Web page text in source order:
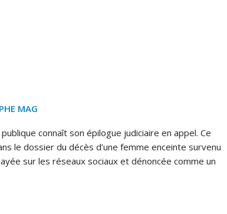
MAG
connaît son épilogue judiciaire en appel. Ce
le dossier du décès d’une femme enceinte survenu
sur les réseaux sociaux et dénoncée comme un